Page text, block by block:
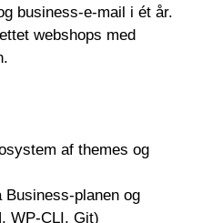
business-e-mail i ét år.
webshops med
af themes og
Business-planen og
WP-CLI, Git)